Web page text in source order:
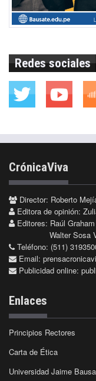
Redes sociales
CrónicaViva
Director: Roberto
Editora de opinión:
Editores: Raúl
Walter Sosa
Teléfono: (511)
Email:
Publicidad online:
Enlaces
Principios Rectores
Carta de Ética
Universidad Jaime